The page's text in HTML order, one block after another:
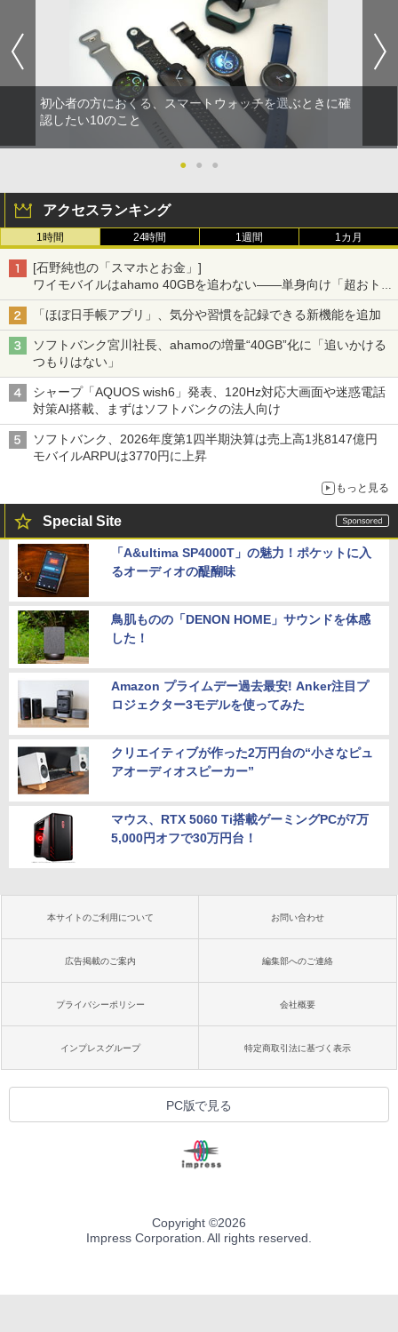
初心者の方におくる、スマートウォッチを選ぶときに確
認したい10のこと
● ● ●
アクセスランキング
1時間 24時間 1週間 1カ月
[石野純也の「スマホとお金」]
ワイモバイルはahamo 40GBを追わない――単身向け「超おトク
割」の安さと1年限定の注意点
「ほぼ日手帳アプリ」、気分や習慣を記録できる新機能を追加
ソフトバンク宮川社長、ahamoの増量“40GB”化に「追いかける
つもりはない」
シャープ「AQUOS wish6」発表、120Hz対応大画面や迷惑電話
対策AI搭載、まずはソフトバンクの法人向け
ソフトバンク、2026年度第1四半期決算は売上高1兆8147億円
モバイルARPUは3770円に上昇
もっと見る
Special Site
「A&ultima SP4000T」の魅力！ポケットに入
るオーディオの醍醐味
鳥肌ものの「DENON HOME」サウンドを体感
した！
Amazon プライムデー過去最安! Anker注目プ
ロジェクター3モデルを使ってみた
クリエイティブが作った2万円台の“小さなピュ
アオーディオスピーカー”
マウス、RTX 5060 Ti搭載ゲーミングPCが7万
5,000円オフで30万円台！
本サイトのご利用について お問い合わせ
広告掲載のご案内 編集部へのご連絡
プライバシーポリシー 会社概要
インプレスグループ 特定商取引法に基づく表示
PC版で見る
Copyright ©2026
Impress Corporation. All rights reserved.